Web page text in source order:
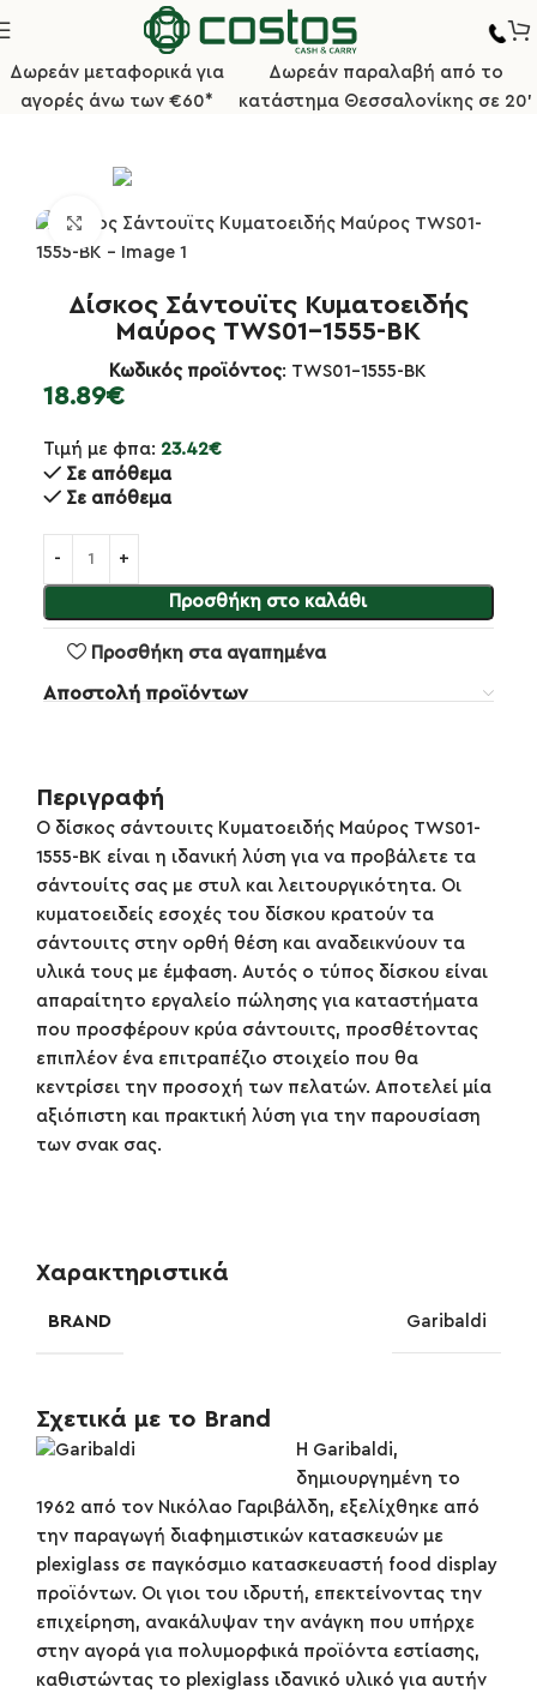
Δωρεάν μεταφορικά για
αγορές άνω των €60*
Δωρεάν παραλαβή από το
κατάστημα Θεσσαλονίκης σε 20'
Αρχική σελίδα Επιτραπέζια Είδη Τηγανάκια - Σαγανάκια
Κλικ για μεγέθυνση
Δίσκος Σάντουϊτς Κυματοειδής
Μαύρος TWS01-1555-BK
Κωδικός προϊόντος: TWS01-1555-BK
18.89€
Τιμή με φπα: 23.42€
Σε απόθεμα
Σε απόθεμα
Προσθήκη στο καλάθι
Προσθήκη στα αγαπημένα
Αποστολή προϊόντων
Περιγραφή
Ο δίσκος σάντουιτς Κυματοειδής Μαύρος TWS01-
1555-BK είναι η ιδανική λύση για να προβάλετε τα
σάντουίτς σας με στυλ και λειτουργικότητα. Οι
κυματοειδείς εσοχές του δίσκου κρατούν τα
σάντουιτς στην ορθή θέση και αναδεικνύουν τα
υλικά τους με έμφαση. Αυτός ο τύπος δίσκου είναι
απαραίτητο εργαλείο πώλησης για καταστήματα
που προσφέρουν κρύα σάντουιτς, προσθέτοντας
επιπλέον ένα επιτραπέζιο στοιχείο που θα
κεντρίσει την προσοχή των πελατών. Αποτελεί μία
αξιόπιστη και πρακτική λύση για την παρουσίαση
των σνακ σας.
Χαρακτηριστικά
BRAND Garibaldi
Σχετικά με το Brand
Η Garibaldi,
δημιουργημένη το
1962 από τον Νικόλαο Γαριβάλδη, εξελίχθηκε από
την παραγωγή διαφημιστικών κατασκευών με
plexiglass σε παγκόσμιο κατασκευαστή food display
προϊόντων. Οι γιοι του ιδρυτή, επεκτείνοντας την
επιχείρηση, ανακάλυψαν την ανάγκη που υπήρχε
στην αγορά για πολυμορφικά προϊόντα εστίασης,
καθιστώντας το plexiglass ιδανικό υλικό για αυτήν